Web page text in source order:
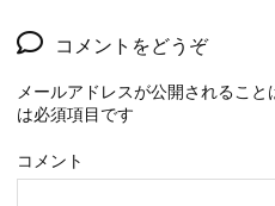
コメントをどうぞ
メールアドレスが公開されること
は必須項目です
コメント